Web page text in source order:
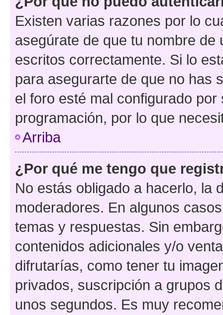
Existen varias razones por lo
asegúrate de que tu nombre
escritos correctamente. Si lo
para asegurarte de que no has
el foro esté mal configurado
programación, por lo que
Arriba
¿Por qué me tengo que
No estás obligado a hacerlo, la
moderadores. En algunos
temas y respuestas. Sin
contenidos adicionales y/o
difrutarías, como tener tu
privados, suscripción a grupos
unos segundos. Es muy